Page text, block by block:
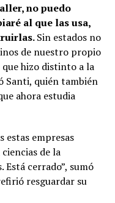
no puedo
al que las usa,
Sin estados no
de nuestro propio
que hizo distinto a la
Santi, quién también
ahora estudia
estas empresas
de la
cerrado”, sumó
resguardar su